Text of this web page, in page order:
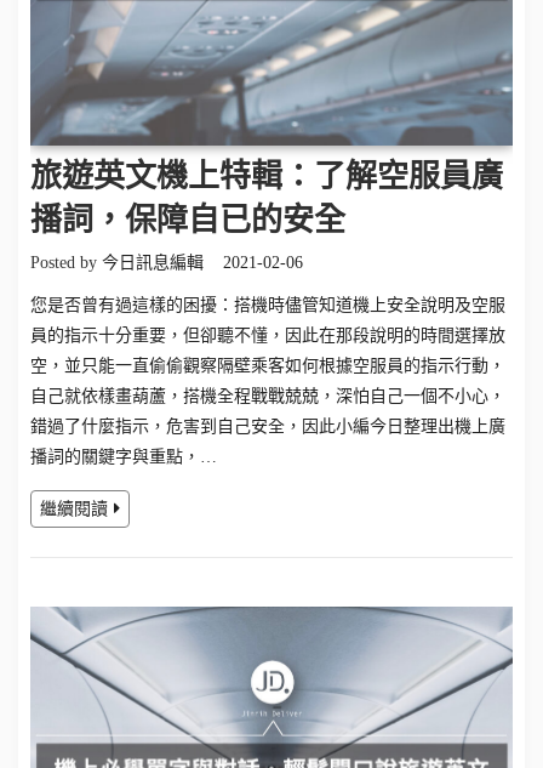
旅遊英文機上特輯：了解空服員廣
播詞，保障自已的安全
Posted by 今日訊息編輯 2021-02-06
您是否曾有過這樣的困擾：搭機時儘管知道機上安全說明及空服
員的指示十分重要，但卻聽不懂，因此在那段說明的時間選擇放
空，並只能一直偷偷觀察隔壁乘客如何根據空服員的指示行動，
自己就依樣畫葫蘆，搭機全程戰戰兢兢，深怕自己一個不小心，
錯過了什麼指示，危害到自己安全，因此小編今日整理出機上廣
播詞的關鍵字與重點，…
繼續閱讀